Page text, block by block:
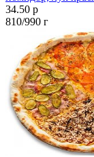
34.50 р
810/990 г